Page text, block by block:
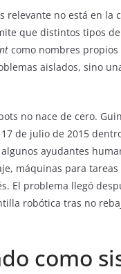
relevante no está en la
que distintos tipos
como nombres
aislados, sino
no nace de cero.
de julio de 2015
ayudantes
máquinas para tareas
El problema llegó
robótica tras no
como